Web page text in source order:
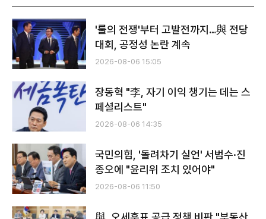
'룰의 전쟁'부터 고발전까지…與 전당
대회, 공정성 논란 계속
2026-08-06 15:05
장동혁 "李, 자기 이익 챙기는 데는 스
페셜리스트"
2026-08-06 14:35
국민의힘, '돌려차기 실언' 서범수·진
종오에 "윤리위 조치 있어야"
2026-08-06 11:50